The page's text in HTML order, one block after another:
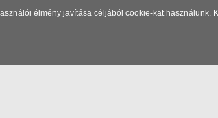
élmény javítása céljából cookie-kat használunk.